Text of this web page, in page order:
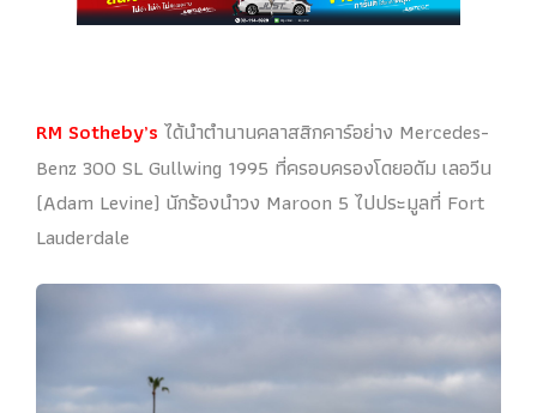
RM Sotheby’s ได้นำตำนานคลาสสิกคาร์อย่าง Mercedes-
Benz 300 SL Gullwing 1995 ที่ครอบครองโดยอดัม เลอวีน
(Adam Levine) นักร้องนำวง Maroon 5 ไปประมูลที่ Fort
Lauderdale